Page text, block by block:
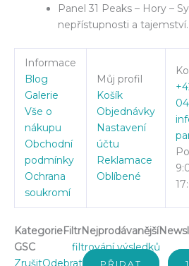
Panel 31 Peaks – Hory –
nepřístupnosti a tajemství.
Informace
Blog
Galerie
Vše o
nákupu
Obchodní
podmínky
Ochrana
soukromí
Můj profil
Košík
Objednávky
Nastavení
účtu
Reklamace
Oblíbené
KategorieFiltrNejprodávanější
GSC
filtrování výsledků
ZrušitOdebrat PŘIDAT 1